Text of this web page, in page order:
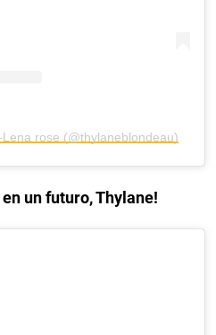
rose (@thylaneblondeau)
un futuro, Thylane!